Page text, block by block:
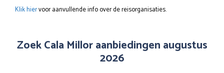
Klik hiervoor aanvullende info over de reisorganisaties.
Zoek Cala Millor aanbiedingen augustus
2026